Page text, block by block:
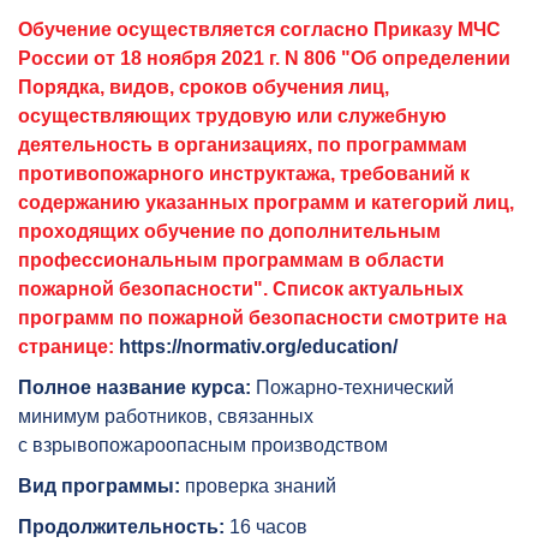
Обучение осуществляется согласно Приказу МЧС
России от 18 ноября 2021 г. N 806 "Об определении
Порядка, видов, сроков обучения лиц,
осуществляющих трудовую или служебную
деятельность в организациях, по программам
противопожарного инструктажа, требований к
содержанию указанных программ и категорий лиц,
проходящих обучение по дополнительным
профессиональным программам в области
пожарной безопасности". Список актуальных
программ по пожарной безопасности смотрите на
странице: https://normativ.org/education/
Полное название курса: Пожарно-технический
минимум работников, связанных
с взрывопожароопасным производством
Вид программы: проверка знаний
Продолжительность: 16 часов